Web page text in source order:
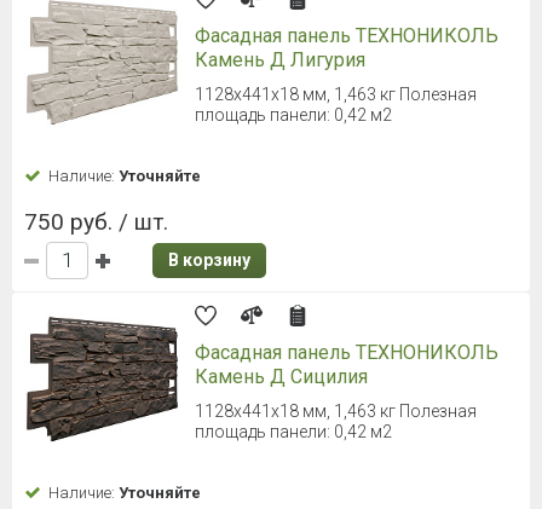
Фасадная панель ТЕХНОНИКОЛЬ
Камень Д Лигурия
1128х441х18 мм, 1,463 кг Полезная
площадь панели: 0,42 м2
Наличие: Уточняйте
750 руб. / шт.
В корзину
Фасадная панель ТЕХНОНИКОЛЬ
Камень Д Сицилия
1128х441х18 мм, 1,463 кг Полезная
площадь панели: 0,42 м2
Наличие: Уточняйте